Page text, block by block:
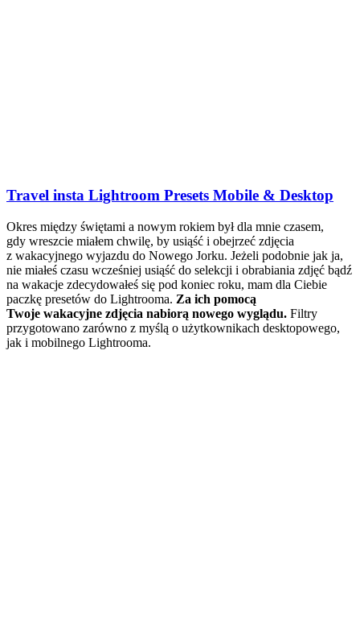
Travel insta Lightroom Presets Mobile & Desktop
Okres między świętami a nowym rokiem był dla mnie czasem,
gdy wreszcie miałem chwilę, by usiąść i obejrzeć zdjęcia
z wakacyjnego wyjazdu do Nowego Jorku. Jeżeli podobnie jak ja,
nie miałeś czasu wcześniej usiąść do selekcji i obrabiania zdjęć bądź
na wakacje zdecydowałeś się pod koniec roku, mam dla Ciebie
paczkę presetów do Lightrooma. Za ich pomocą
Twoje wakacyjne zdjęcia nabiorą nowego wyglądu. Filtry
przygotowano zarówno z myślą o użytkownikach desktopowego,
jak i mobilnego Lightrooma.